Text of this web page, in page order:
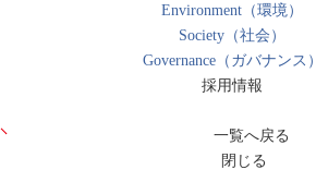
Environment（環境）
Society（社会）
Governance（ガバナンス）
採用情報
一覧へ戻る
閉じる